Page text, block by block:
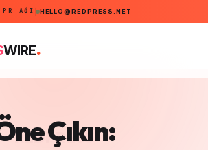
PR AĞI HELLO@REDPRESS.NET
WIRE.
REDPRESS
Çıkın: